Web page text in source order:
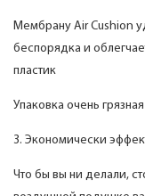
Мембрану Air Cushion
беспорядка и
пластик
Упаковка очень
3. Экономически
Что бы вы ни делали,